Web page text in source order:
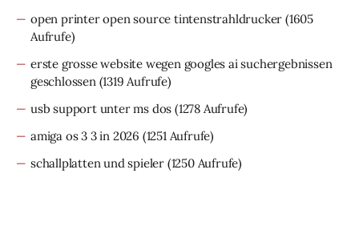
open printer open source tintenstrahldrucker (1605
Aufrufe)
erste grosse website wegen googles ai suchergebnissen
geschlossen (1319 Aufrufe)
usb support unter ms dos (1278 Aufrufe)
amiga os 3 3 in 2026 (1251 Aufrufe)
schallplatten und spieler (1250 Aufrufe)